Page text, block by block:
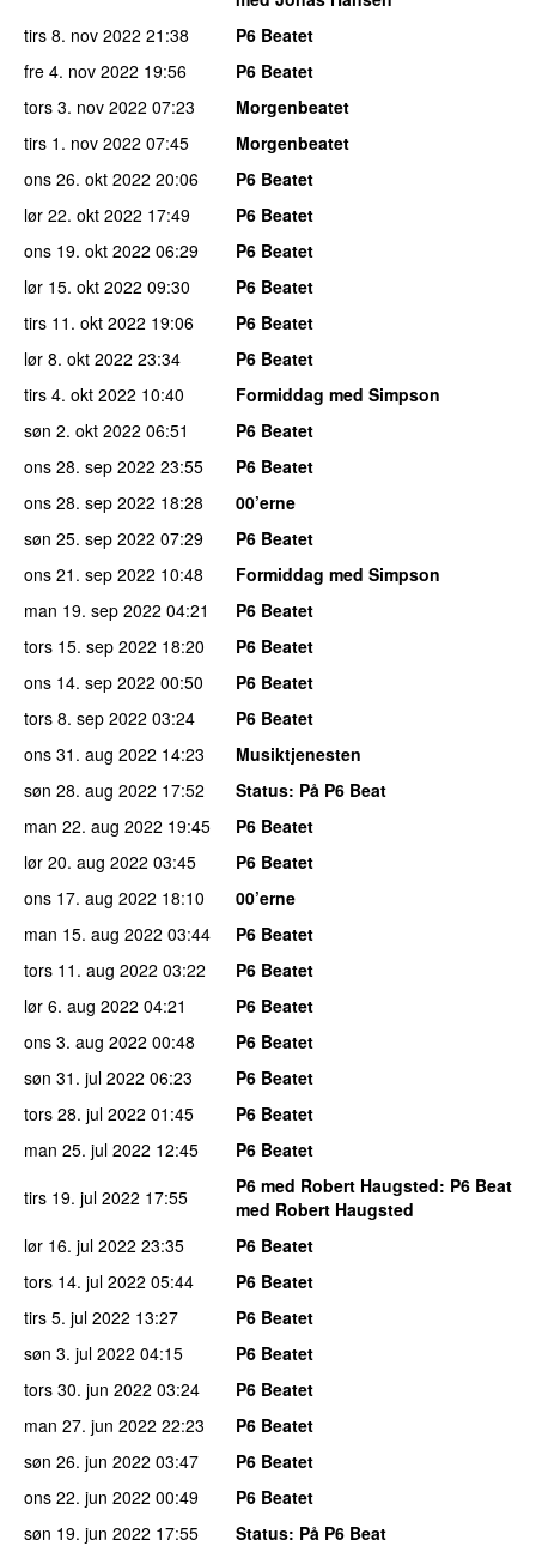
tirs 8. nov 2022 21:38
P6 Beatet
fre 4. nov 2022 19:56
P6 Beatet
tors 3. nov 2022 07:23
Morgenbeatet
tirs 1. nov 2022 07:45
Morgenbeatet
ons 26. okt 2022 20:06
P6 Beatet
lør 22. okt 2022 17:49
P6 Beatet
ons 19. okt 2022 06:29
P6 Beatet
lør 15. okt 2022 09:30
P6 Beatet
tirs 11. okt 2022 19:06
P6 Beatet
lør 8. okt 2022 23:34
P6 Beatet
tirs 4. okt 2022 10:40
Formiddag med Simpson
søn 2. okt 2022 06:51
P6 Beatet
ons 28. sep 2022 23:55
P6 Beatet
ons 28. sep 2022 18:28
00’erne
søn 25. sep 2022 07:29
P6 Beatet
ons 21. sep 2022 10:48
Formiddag med Simpson
man 19. sep 2022 04:21
P6 Beatet
tors 15. sep 2022 18:20
P6 Beatet
ons 14. sep 2022 00:50
P6 Beatet
tors 8. sep 2022 03:24
P6 Beatet
ons 31. aug 2022 14:23
Musiktjenesten
søn 28. aug 2022 17:52 Status: På P6 Beat
man 22. aug 2022 19:45
P6 Beatet
lør 20. aug 2022 03:45
P6 Beatet
ons 17. aug 2022 18:10
00’erne
man 15. aug 2022 03:44
P6 Beatet
tors 11. aug 2022 03:22
P6 Beatet
lør 6. aug 2022 04:21
P6 Beatet
ons 3. aug 2022 00:48
P6 Beatet
søn 31. jul 2022 06:23
P6 Beatet
tors 28. jul 2022 01:45
P6 Beatet
man 25. jul 2022 12:45
P6 Beatet
tirs 19. jul 2022 17:55 P6 med Robert Haugsted: P6 Beat
med Robert Haugsted
lør 16. jul 2022 23:35
P6 Beatet
tors 14. jul 2022 05:44
P6 Beatet
tirs 5. jul 2022 13:27
P6 Beatet
søn 3. jul 2022 04:15
P6 Beatet
tors 30. jun 2022 03:24
P6 Beatet
man 27. jun 2022 22:23
P6 Beatet
søn 26. jun 2022 03:47
P6 Beatet
ons 22. jun 2022 00:49
P6 Beatet
søn 19. jun 2022 17:55 Status: På P6 Beat